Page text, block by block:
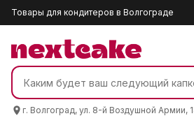
Товары для кондитеров в Волгограде
г. Волгоград, ул. 8-й Воздушной Армии,